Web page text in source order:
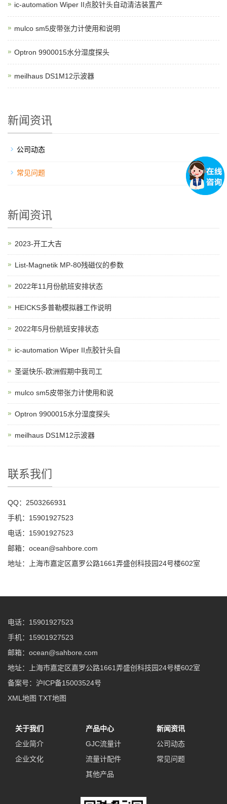
ic-automation Wiper II点胶针头自动清洁装置产
mulco sm5皮带张力计使用和说明
Optron 9900015水分湿度探头
meilhaus DS1M12示波器
新闻资讯
公司动态
常见问题
新闻资讯
2023-开工大吉
List-Magnetik MP-80残磁仪的参数
2022年11月份航班安排状态
HEICKS多普勒模拟器工作说明
2022年5月份航班安排状态
ic-automation Wiper II点胶针头自
圣诞快乐-欧洲假期中我司工
mulco sm5皮带张力计使用和说
Optron 9900015水分湿度探头
meilhaus DS1M12示波器
联系我们
QQ：2503266931
手机：15901927523
电话：15901927523
邮箱：ocean@sahbore.com
地址：上海市嘉定区嘉罗公路1661弄盛创科技园24号楼602室
电话：15901927523
手机：15901927523
邮箱：ocean@sahbore.com
地址：上海市嘉定区嘉罗公路1661弄盛创科技园24号楼602室
备案号： 沪ICP备15003524号
XML地图 TXT地图
关于我们
企业简介
企业文化
产品中心
GJC流量计
流量计配件
其他产品
新闻资讯
公司动态
常见问题